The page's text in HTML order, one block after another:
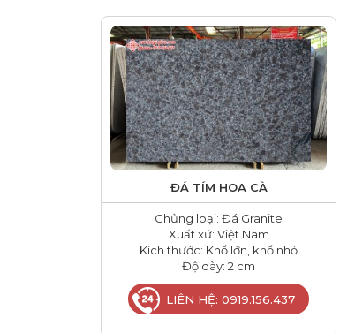
ĐÁ TÍM HOA CÀ
Chủng loại: Đá Granite
Xuất xứ: Việt Nam
Kích thước: Khổ lớn, khổ nhỏ
Độ dày: 2 cm
LIÊN HỆ: 0919.156.437